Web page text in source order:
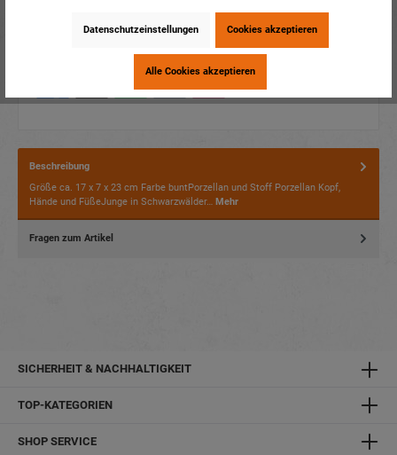
Verpackungseinheit: 2 / 72
Dieses Produkt weiterempfehlen:
Beschreibung
Größe ca. 17 x 7 x 23 cm Farbe buntPorzellan und Stoff Porzellan Kopf,
Hände und FüßeJunge in Schwarzwälder… Mehr
Fragen zum Artikel
SICHERHEIT & NACHHALTIGKEIT
TOP-KATEGORIEN
SHOP SERVICE
Datenschutzeinstellungen Cookies akzeptieren
Alle Cookies akzeptieren